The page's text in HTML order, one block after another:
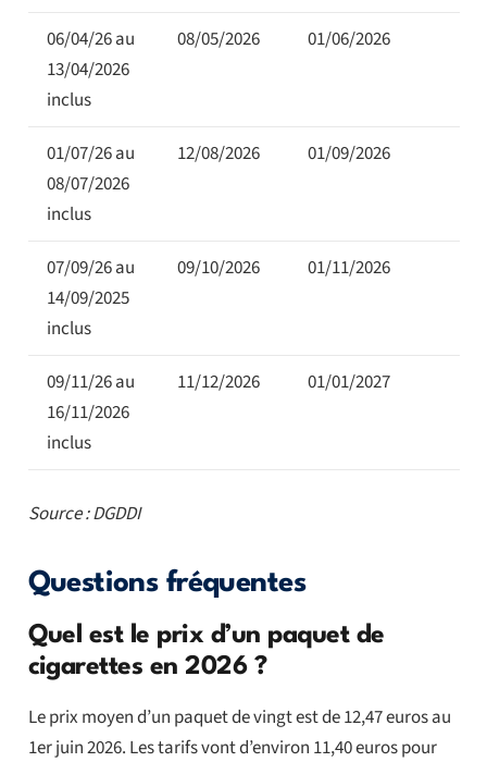
06/04/26 au
13/04/2026
inclus
08/05/2026 01/06/2026
01/07/26 au
08/07/2026
inclus
12/08/2026 01/09/2026
07/09/26 au
14/09/2025
inclus
09/10/2026 01/11/2026
09/11/26 au
16/11/2026
inclus
11/12/2026 01/01/2027
Source : DGDDI
Questions fréquentes
Quel est le prix d’un paquet de
cigarettes en 2026 ?
Le prix moyen d’un paquet de vingt est de 12,47 euros au
1er juin 2026. Les tarifs vont d’environ 11,40 euros pour